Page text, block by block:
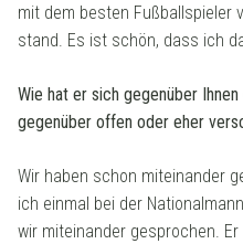
mit dem besten Fußballspieler
stand. Es ist schön, dass ich
Wie hat er sich gegenüber
gegenüber offen oder eher
Wir haben schon miteinander
ich einmal bei der
wir miteinander gesprochen.